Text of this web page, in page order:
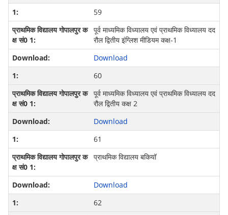
59
पूर्व माध्यमिक विध्यालय एवं प्राथमिक विध्यालय दद
रौल द्वितीय इंग्लिश मीडियम कक्ष-1
Download
60
पूर्व माध्यमिक विध्यालय एवं प्राथमिक विध्यालय दद
रौल द्वितीय कक्ष 2
Download
61
प्राथमिक विद्यालय बकियॉ
Download
62